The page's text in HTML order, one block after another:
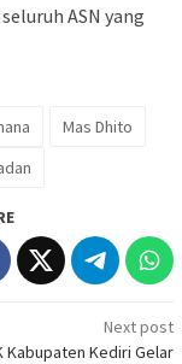
ASN yang
Mas Dhito
Next post
Kabupaten Kediri Gelar